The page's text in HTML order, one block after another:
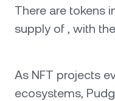
There are tokens
supply of , with
As NFT projects
ecosystems,